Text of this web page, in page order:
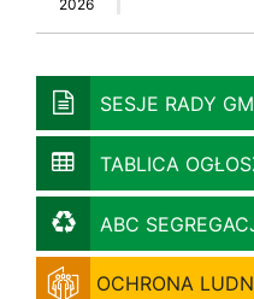
2026
SESJE RADY
TABLICA
ABC
OCHRONA